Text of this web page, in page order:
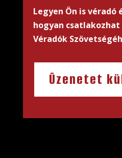
Legyen Ön is véradó
hogyan csatlakozhat
Véradók
Üzenetet